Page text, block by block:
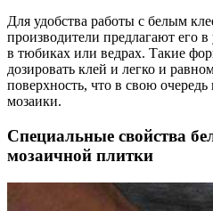
Для удобства работы с белым
производители предлагают его
в тюбиках или ведрах. Такие
дозировать клей и легко и
поверхность, что в свою
мозаики.
Специальные свойства
мозаичной плитки